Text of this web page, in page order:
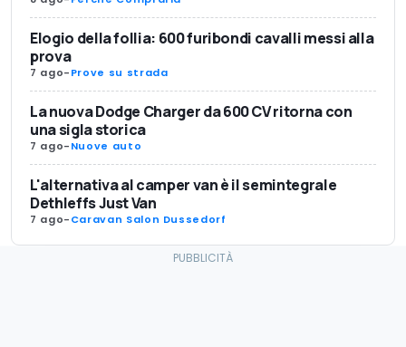
Elogio della follia: 600 furibondi cavalli messi alla
prova
7 ago-Prove su strada
La nuova Dodge Charger da 600 CV ritorna con
una sigla storica
7 ago-Nuove auto
L'alternativa al camper van è il semintegrale
Dethleffs Just Van
7 ago-Caravan Salon Dussedorf